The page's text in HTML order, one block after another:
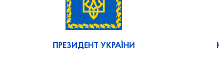
ПРЕЗИДЕНТ УКРАЇНИ